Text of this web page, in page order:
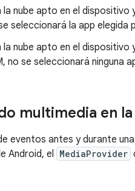
nube apto en el dispositivo
seleccionará la app elegida
nube apto en el dispositivo
no se seleccionará ninguna
multimedia en
eventos antes y durante
Android, el MediaProvider